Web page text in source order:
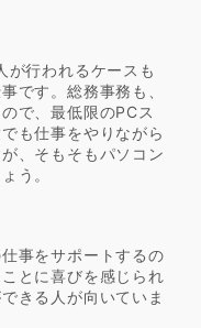
が行われるケースも
です。総務事務も、
で、最低限のPCス
も仕事をやりながら
、そもそもパソコン
う。
事をサポートするの
とに喜びを感じられ
きる人が向いていま